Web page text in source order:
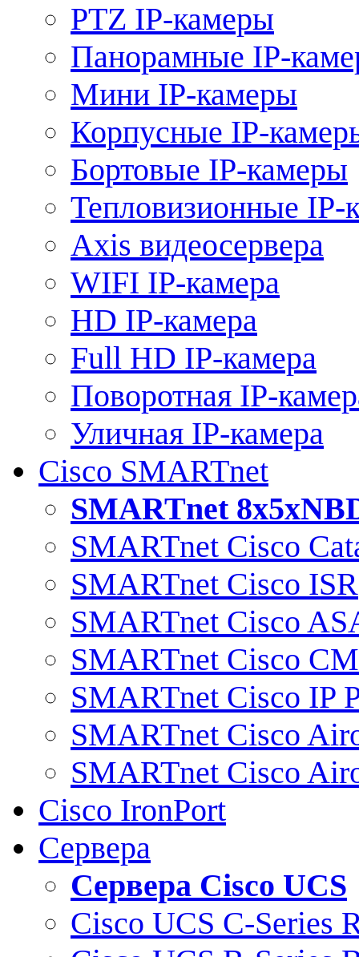
PTZ IP-камеры
Панорамные IP-
Мини IP-камеры
Корпусные IP-
Бортовые IP-камеры
Тепловизионные IP-
Axis видеосервера
WIFI IP-камера
HD IP-камера
Full HD IP-камера
Поворотная IP-
Уличная IP-камера
Cisco SMARTnet
SMARTnet
SMARTnet Cisco
SMARTnet Cisco ISR
SMARTnet Cisco
SMARTnet Cisco
SMARTnet Cisco IP
SMARTnet Cisco
SMARTnet Cisco
Cisco IronPort
Сервера
Сервера Cisco UCS
Cisco UCS C-Series